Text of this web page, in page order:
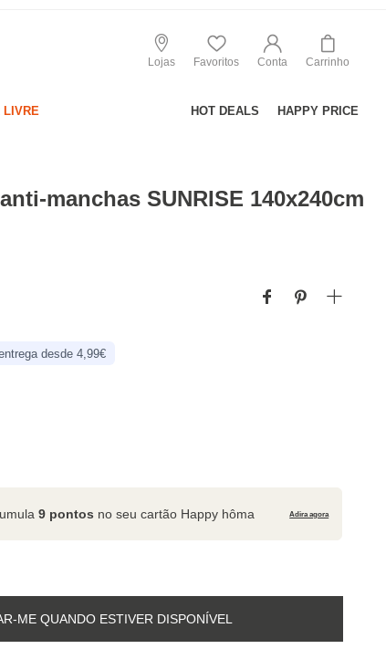
Lojas Favoritos Conta Carrinho
LIVRE HOT DEALS HAPPY PRICE
manchas SUNRISE 140x240cm
desde 4,99€
9 pontos no seu cartão Happy hôma Adira agora
ME QUANDO ESTIVER DISPONÍVEL